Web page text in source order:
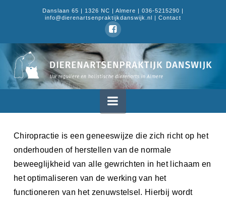
Danslaan 65 | 1326 NC | Almere | 036-5215290 |
info@dierenartsenpraktijkdanswijk.nl | Contact
Dierenartsenpraktijk
Danswijk
Navigation
Chiropractie is een geneeswijze die zich richt op het
onderhouden of herstellen van de normale
beweeglijkheid van alle gewrichten in het lichaam en
het optimaliseren van de werking van het
functioneren van het zenuwstelsel. Hierbij wordt